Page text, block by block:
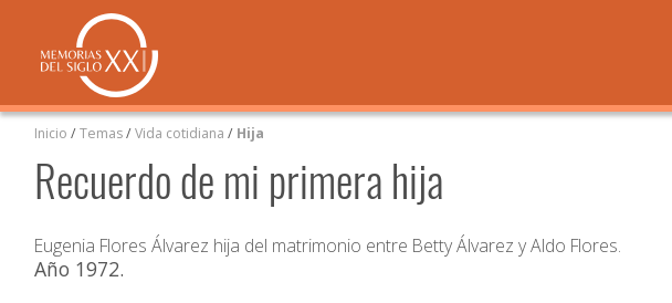
Inicio /Temas/Vida cotidiana/ Hija
Recuerdo de mi primera hija
Eugenia Flores Álvarez hija del matrimonio entre Betty Álvarez y Aldo Flores.
Año 1972.